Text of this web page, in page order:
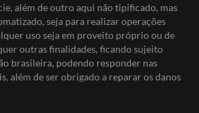
além de outro aqui não tipificado, mas
seja para realizar operações
uso seja em proveito próprio ou de
outras finalidades, ficando sujeito
brasileira, podendo responder nas
além de ser obrigado a reparar os danos